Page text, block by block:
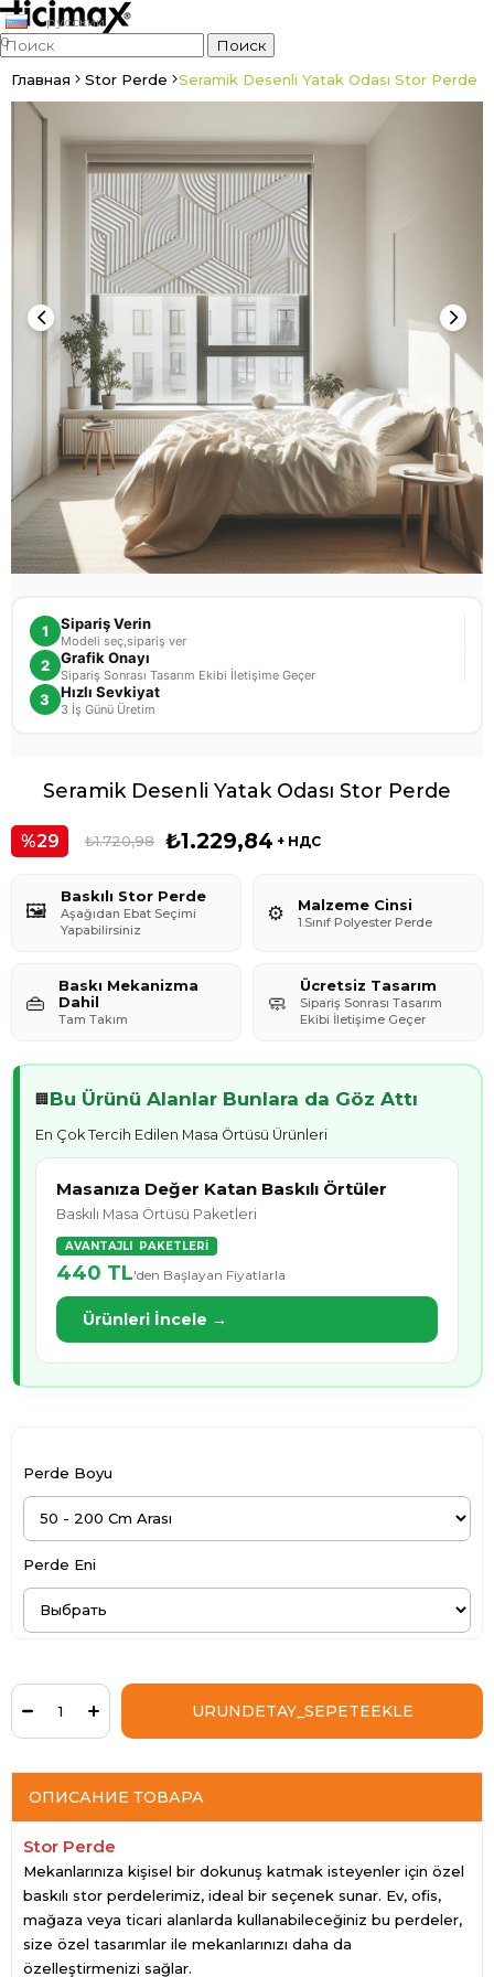
русский
0
Главная Stor Perde Seramik Desenli Yatak Odası Stor Perde
1 Sipariş Verin
Modeli seç,sipariş ver
2 Grafik Onayı
Sipariş Sonrası Tasarım Ekibi İletişime Geçer
3 Hızlı Sevkiyat
3 İş Günü Üretim
Seramik Desenli Yatak Odası Stor Perde
29 ₺1.720,98 ₺1.229,84 + НДС
🖼️
Baskılı Stor Perde
Aşağıdan Ebat Seçimi
Yapabilirsiniz
⚙️ Malzeme Cinsi
1.Sınıf Polyester Perde
👜
Baskı Mekanizma
Dahil
Tam Takım
🧼
Ücretsiz Tasarım
Sipariş Sonrası Tasarım
Ekibi İletişime Geçer
🏢Bu Ürünü Alanlar Bunlara da Göz Attı
En Çok Tercih Edilen Masa Örtüsü Ürünleri
Masanıza Değer Katan Baskılı Örtüler
Baskılı Masa Örtüsü Paketleri
AVANTAJLI PAKETLERİ
440 TL'den Başlayan Fiyatlarla
Ürünleri İncele →
Perde Boyu
Perde Eni
ОПИСАНИЕ ТОВАРА
Stor Perde
Mekanlarınıza kişisel bir dokunuş katmak isteyenler için özel
baskılı stor perdelerimiz, ideal bir seçenek sunar. Ev, ofis,
mağaza veya ticari alanlarda kullanabileceğiniz bu perdeler,
size özel tasarımlar ile mekanlarınızı daha da
özelleştirmenizi sağlar.